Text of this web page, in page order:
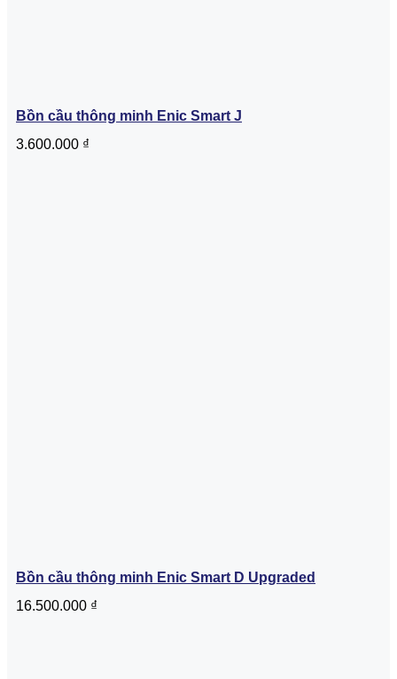
Bồn cầu thông minh Enic Smart J
3.600.000 ₫
Bồn cầu thông minh Enic Smart D Upgraded
16.500.000 ₫